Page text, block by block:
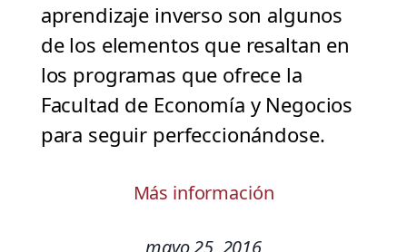
aprendizaje inverso son algunos
de los elementos que resaltan en
los programas que ofrece la
Facultad de Economía y Negocios
para seguir perfeccionándose.
Más información
mayo 25, 2016